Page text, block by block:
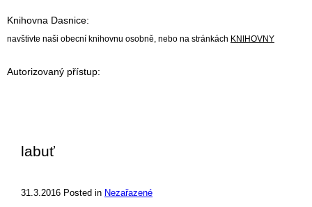
Knihovna Dasnice:
navštivte naši obecní knihovnu osobně, nebo na stránkách KNIHOVNY
Autorizovaný přístup:
labuť
31.3.2016 Posted in Nezařazené